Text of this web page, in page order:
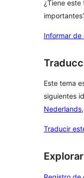
¿Tiene
Informar de
Este tema
siguientes
Nederlands,
Traducir